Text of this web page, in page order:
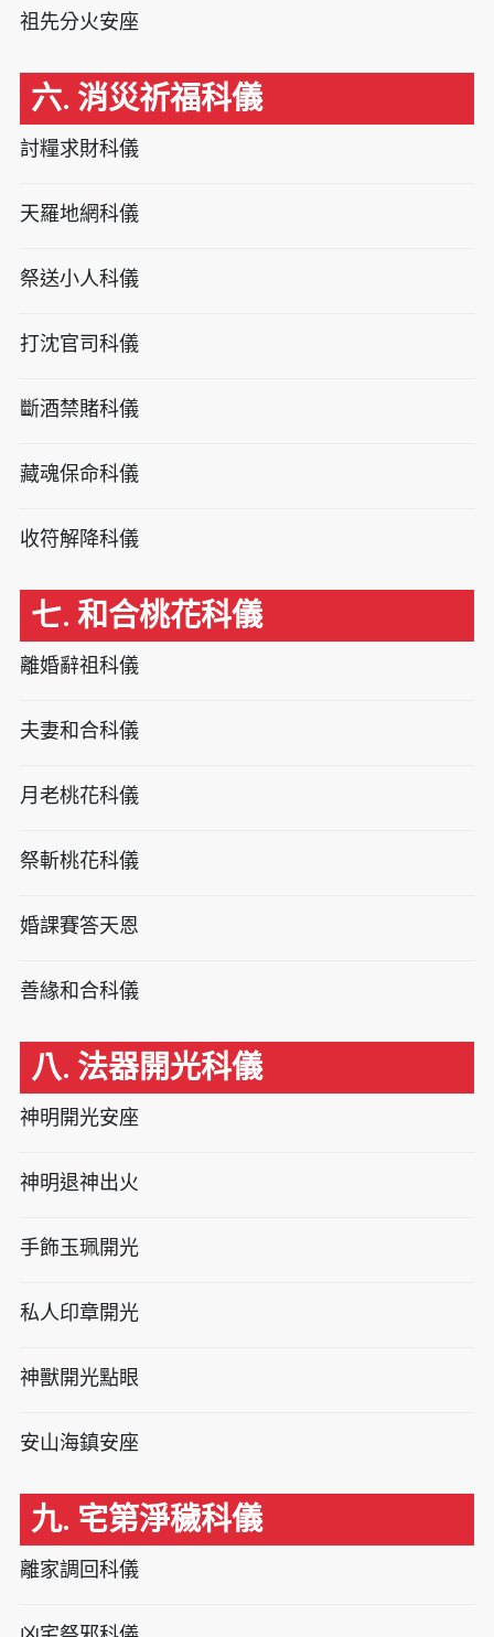
祖先分火安座
六. 消災祈福科儀
討糧求財科儀
天羅地網科儀
祭送小人科儀
打沈官司科儀
斷酒禁賭科儀
藏魂保命科儀
收符解降科儀
七. 和合桃花科儀
離婚辭祖科儀
夫妻和合科儀
月老桃花科儀
祭斬桃花科儀
婚課賽答天恩
善緣和合科儀
八. 法器開光科儀
神明開光安座
神明退神出火
手飾玉珮開光
私人印章開光
神獸開光點眼
安山海鎮安座
九. 宅第淨穢科儀
離家調回科儀